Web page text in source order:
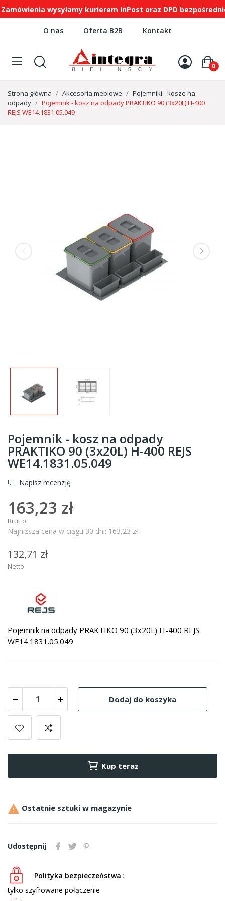
wysyłamy kurierem InPost oraz DPD
O nas Oferta B2B Kontakt
0
Strona główna Akcesoria meblowe
Pojemniki - kosze na
odpady
Pojemnik - kosz na odpady PRAKTIKO 90 (3x20L) H-400
REJS WE14.1831.05.049
Pojemnik - kosz na odpady
PRAKTIKO 90 (3x20L) H-400 REJS
WE14.1831.05.049
Napisz recenzję
163,23 zł
Brutto
Najniższa cena w ciągu 30 dni: 163,23 zł
132,71 zł
Netto
Pojemnik na odpady PRAKTIKO 90 (3x20L) H-400 REJS
WE14.1831.05.049
Dodaj do koszyka
Kup teraz
 Ostatnie sztuki w magazynie
Udostępnij
Polityka bezpieczeństwa
tylko szyfrowane połączenie